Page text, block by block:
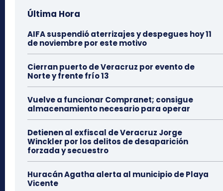
Última Hora
AIFA suspendió aterrizajes y despegues hoy 11
de noviembre por este motivo
Cierran puerto de Veracruz por evento de
Norte y frente frío 13
Vuelve a funcionar Compranet; consigue
almacenamiento necesario para operar
Detienen al exfiscal de Veracruz Jorge
Winckler por los delitos de desaparición
forzada y secuestro
Huracán Agatha alerta al municipio de Playa
Vicente